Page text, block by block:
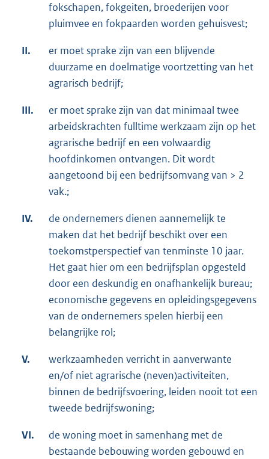
fokschapen, fokgeiten, broederijen voor
pluimvee en fokpaarden worden gehuisvest;
II.
er moet sprake zijn van een blijvende
duurzame en doelmatige voortzetting van het
agrarisch bedrijf;
III.
er moet sprake zijn van dat minimaal twee
arbeidskrachten fulltime werkzaam zijn op het
agrarische bedrijf en een volwaardig
hoofdinkomen ontvangen. Dit wordt
aangetoond bij een bedrijfsomvang van > 2
vak.;
IV.
de ondernemers dienen aannemelijk te
maken dat het bedrijf beschikt over een
toekomstperspectief van tenminste 10 jaar.
Het gaat hier om een bedrijfsplan opgesteld
door een deskundig en onafhankelijk bureau;
economische gegevens en opleidingsgegevens
van de ondernemers spelen hierbij een
belangrijke rol;
V.
werkzaamheden verricht in aanverwante
en/of niet agrarische (neven)activiteiten,
binnen de bedrijfsvoering, leiden nooit tot een
tweede bedrijfswoning;
VI.
de woning moet in samenhang met de
bestaande bebouwing worden gebouwd en